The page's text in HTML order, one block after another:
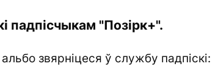
падпісчыкам "Позірк+".
звярніцеся ў службу падпіскі: